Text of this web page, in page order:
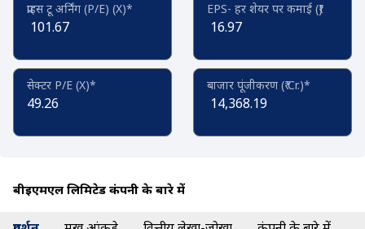
प्राइस टू अर्निंग (P/E) (X)*
101.67
EPS- हर शेयर पर कमाई (₹)
16.97
सेक्टर P/E (X)*
49.26
बाजार पूंजीकरण (₹ Cr.)*
14,368.19
बीईएमएल लिमिटेड कंपनी के बारे में